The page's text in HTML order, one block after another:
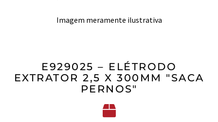
Imagem meramente ilustrativa
E929025 – ELÉTRODO
EXTRATOR 2,5 X 300MM "SACA
PERNOS"